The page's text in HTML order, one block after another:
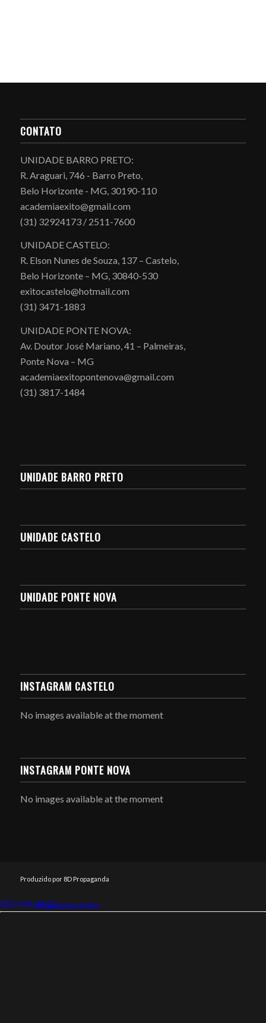
CONTATO
UNIDADE BARRO PRETO:
R. Araguari, 746 - Barro Preto,
Belo Horizonte - MG, 30190-110
academiaexito@gmail.com
(31) 32924173 / 2511-7600
UNIDADE CASTELO:
R. Elson Nunes de Souza, 137 – Castelo,
Belo Horizonte – MG, 30840-530
exitocastelo@hotmail.com
(31) 3471-1883
UNIDADE PONTE NOVA:
Av. Doutor José Mariano, 41 – Palmeiras,
Ponte Nova – MG
academiaexitopontenova@gmail.com
(31) 3817-1484
UNIDADE BARRO PRETO
UNIDADE CASTELO
UNIDADE PONTE NOVA
INSTAGRAM CASTELO
No images available at the moment
INSTAGRAM PONTE NOVA
No images available at the moment
Produzido por 8D Propaganda
SEO MUNIZ
Link112Academia êxito